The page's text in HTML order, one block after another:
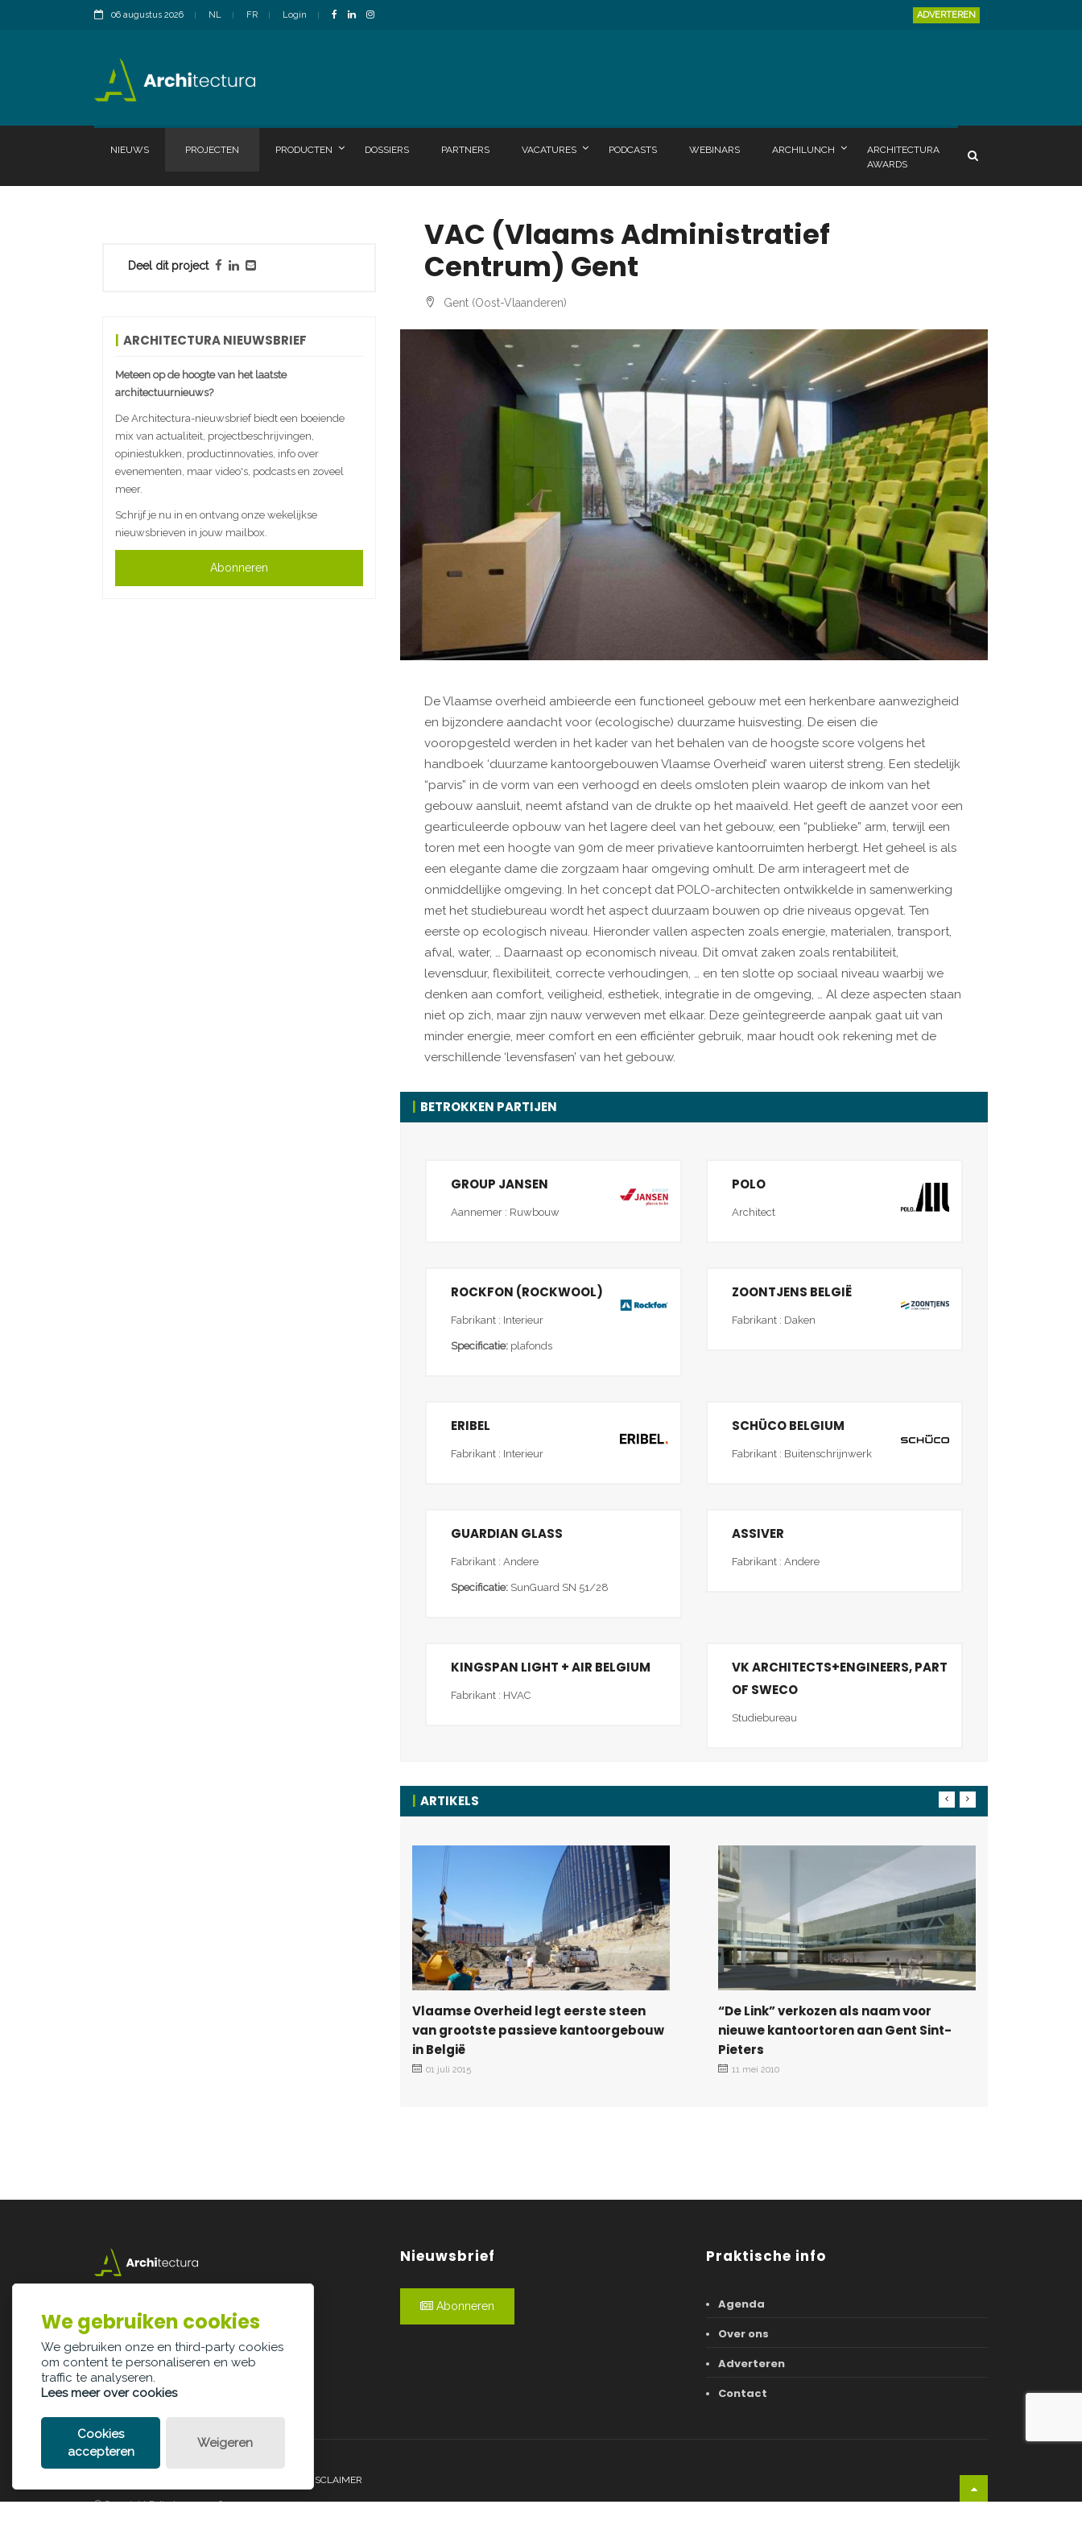
06 augustus 2026 NL FR Login ADVERTEREN
NIEUWS PROJECTEN PRODUCTEN DOSSIERS PARTNERS VACATURES PODCASTS WEBINARS ARCHILUNCH
ARCHITECTURA
AWARDS
Deel dit project
ARCHITECTURA NIEUWSBRIEF
Meteen op de hoogte van het laatste
architectuurnieuws?
De Architectura-nieuwsbrief biedt een boeiende
mix van actualiteit, projectbeschrijvingen,
opiniestukken, productinnovaties, info over
evenementen, maar video's, podcasts en zoveel
meer.
Schrijf je nu in en ontvang onze wekelijkse
nieuwsbrieven in jouw mailbox.
Abonneren
VAC (Vlaams Administratief
Centrum) Gent
Gent (Oost-Vlaanderen)
De Vlaamse overheid ambieerde een functioneel gebouw met een herkenbare aanwezigheid
en bijzondere aandacht voor (ecologische) duurzame huisvesting. De eisen die
vooropgesteld werden in het kader van het behalen van de hoogste score volgens het
handboek ‘duurzame kantoorgebouwen Vlaamse Overheid’ waren uiterst streng. Een stedelijk
“parvis” in de vorm van een verhoogd en deels omsloten plein waarop de inkom van het
gebouw aansluit, neemt afstand van de drukte op het maaiveld. Het geeft de aanzet voor een
gearticuleerde opbouw van het lagere deel van het gebouw, een “publieke” arm, terwijl een
toren met een hoogte van 90m de meer privatieve kantoorruimten herbergt. Het geheel is als
een elegante dame die zorgzaam haar omgeving omhult. De arm interageert met de
onmiddellijke omgeving. In het concept dat POLO-architecten ontwikkelde in samenwerking
met het studiebureau wordt het aspect duurzaam bouwen op drie niveaus opgevat. Ten
eerste op ecologisch niveau. Hieronder vallen aspecten zoals energie, materialen, transport,
afval, water, … Daarnaast op economisch niveau. Dit omvat zaken zoals rentabiliteit,
levensduur, flexibiliteit, correcte verhoudingen, … en ten slotte op sociaal niveau waarbij we
denken aan comfort, veiligheid, esthetiek, integratie in de omgeving, … Al deze aspecten staan
niet op zich, maar zijn nauw verweven met elkaar. Deze geïntegreerde aanpak gaat uit van
minder energie, meer comfort en een efficiënter gebruik, maar houdt ook rekening met de
verschillende ‘levensfasen’ van het gebouw.
BETROKKEN PARTIJEN
GROUP JANSEN
Aannemer : Ruwbouw
POLO
Architect
ROCKFON (ROCKWOOL)
Fabrikant : Interieur
Specificatie: plafonds
ZOONTJENS BELGIË
Fabrikant : Daken
ERIBEL
Fabrikant : Interieur
SCHÜCO BELGIUM
Fabrikant : Buitenschrijnwerk
GUARDIAN GLASS
Fabrikant : Andere
Specificatie: SunGuard SN 51/28
ASSIVER
Fabrikant : Andere
KINGSPAN LIGHT + AIR BELGIUM
Fabrikant : HVAC
VK ARCHITECTS+ENGINEERS, PART
OF SWECO
Studiebureau
ARTIKELS
Vlaamse Overheid legt eerste steen
van grootste passieve kantoorgebouw
in België
01 juli 2015
“De Link” verkozen als naam voor
nieuwe kantoortoren aan Gent Sint-
Pieters
11 mei 2010
3500 Hasselt
info@architectura.be
Nieuwsbrief
Abonneren
Praktische info
Agenda
Over ons
Adverteren
Contact
LEGAL DISCLAIMER
© Copyright Palindroom 2026
We gebruiken cookies
We gebruiken onze en third-party cookies
om content te personaliseren en web
traffic te analyseren.
Lees meer over cookies
Cookies
accepteren
Weigeren